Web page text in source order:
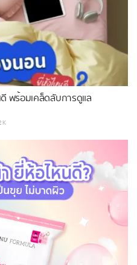
พร้อมเคล็ดลับการดูแล